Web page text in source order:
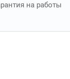
на работы